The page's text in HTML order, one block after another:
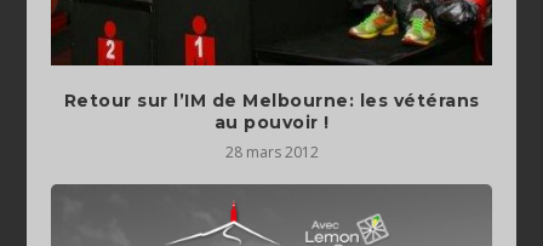
Retour sur l’IM de Melbourne: les vétérans
au pouvoir !
28 mars 2012